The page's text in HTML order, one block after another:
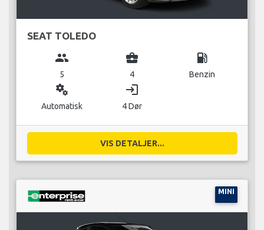
SEAT TOLEDO
group
5
business_center
4
local_gas_station
Benzin
miscellaneous_services
Automatisk
login
4 Dør
VIS DETALJER...
MINI